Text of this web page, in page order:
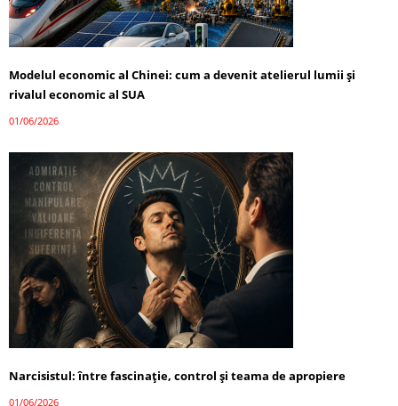
Modelul economic al Chinei: cum a devenit atelierul lumii și
rivalul economic al SUA
01/06/2026
Narcisistul: între fascinație, control și teama de apropiere
01/06/2026